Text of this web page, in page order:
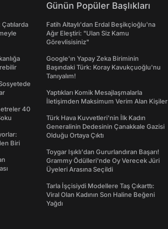
40
Biri
Günün Popüler Başlıkları
Fatih Altaylı'dan Erdal Beşikçioğlu'na
Ağır Eleştiri: "Ulan Siz Kamu
Görevlisisiniz"
Google'ın Yapay Zeka Biriminin
Başındaki Türk: Koray Kavukçuoğlu'nu
Tanıyalım!
Yaptıkları Komik Mesajlaşmalarla
İletişimden Maksimum Verim Alan Kişiler
Türk Hava Kuvvetleri'nin İlk Kadın
Generalinin Dedesinin Çanakkale Gazisi
Olduğu Ortaya Çıktı
Toygar Işıklı'dan Gururlandıran Başarı!
Grammy Ödülleri'nde Oy Verecek Jüri
Üyeleri Arasına Seçildi
Tarla İşçisiydi Modellere Taş Çıkarttı:
Viral Olan Kadının Son Haline Beğeni
Yağdı